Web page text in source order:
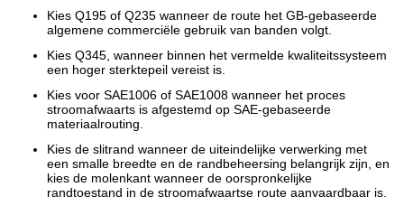
Kies Q195 of Q235 wanneer de route het GB-gebaseerde
algemene commerciële gebruik van banden volgt.
Kies Q345, wanneer binnen het vermelde kwaliteitssysteem
een hoger sterktepeil vereist is.
Kies voor SAE1006 of SAE1008 wanneer het proces
stroomafwaarts is afgestemd op SAE-gebaseerde
materiaalrouting.
Kies de slitrand wanneer de uiteindelijke verwerking met
een smalle breedte en de randbeheersing belangrijk zijn, en
kies de molenkant wanneer de oorspronkelijke
randtoestand in de stroomafwaartse route aanvaardbaar is.